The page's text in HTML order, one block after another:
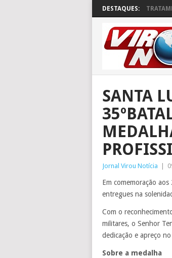
DESTAQUES:
SANTA
Jornal Virou Notícia
Em comemoração
entregues na
Com o
militares, o Senhor
dedicação e apreço
Sobre a medalha